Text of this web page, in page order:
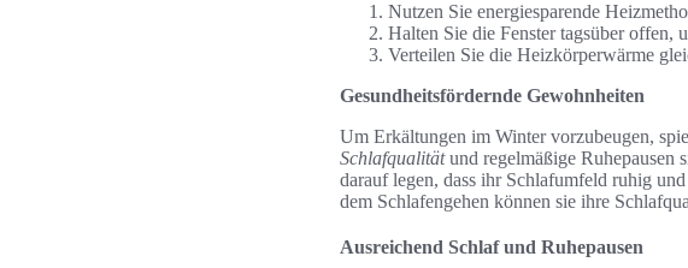
Nutzen Sie energiesparende
Halten Sie die Fenster tagsüber offen,
Verteilen Sie die Heizkörperwärme
Gesundheitsfördernde Gewohnheiten
Um Erkältungen im Winter vorzubeugen,
Schlafqualitätund regelmäßige Ruhepausen
darauf legen, dass ihr Schlafumfeld ruhig
dem Schlafengehen können sie ihre
Ausreichend Schlaf und Ruhepausen